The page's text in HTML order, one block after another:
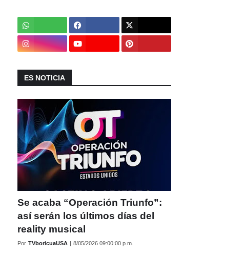
ES NOTICIA
Se acaba “Operación Triunfo”:
así serán los últimos días del
reality musical
Por TVboricuaUSA | 8/05/2026 09:00:00 p.m.